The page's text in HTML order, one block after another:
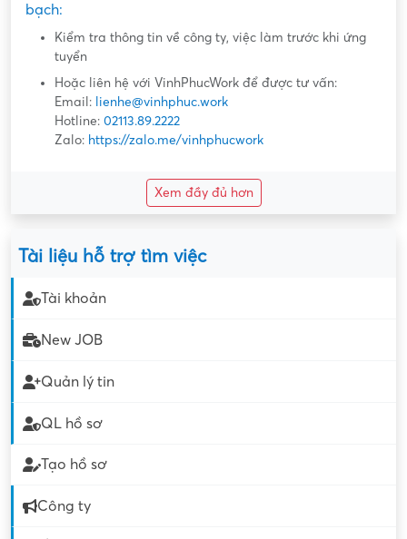
bạch:
Kiểm tra thông tin về công ty, việc làm trước khi ứng
tuyển
Hoặc liên hệ với VinhPhucWork để được tư vấn:
Email: lienhe@vinhphuc.work
Hotline: 02113.89.2222
Zalo: https://zalo.me/vinhphucwork
Xem đầy đủ hơn
Tài liệu hỗ trợ tìm việc
Tài khoản
New JOB
Quản lý tin
QL hồ sơ
Tạo hồ sơ
Công ty